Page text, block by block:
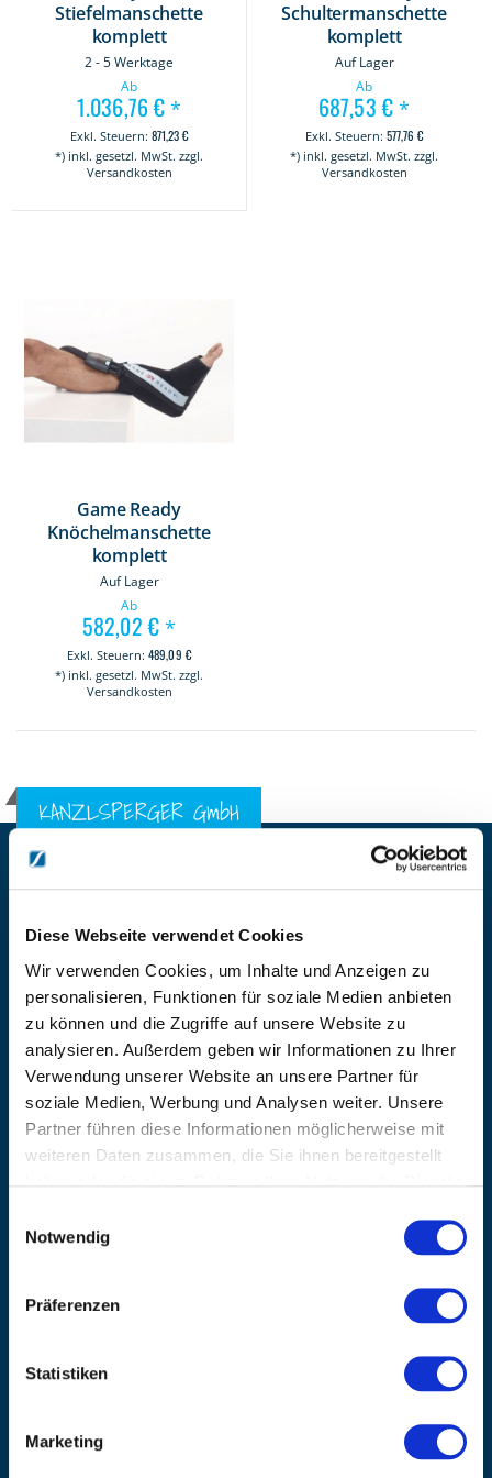
Diese Webseite verwendet Cookies
Wir verwenden Cookies, um Inhalte und Anzeigen zu
personalisieren, Funktionen für soziale Medien anbieten
zu können und die Zugriffe auf unsere Website zu
analysieren. Außerdem geben wir Informationen zu Ihrer
Verwendung unserer Website an unsere Partner für
soziale Medien, Werbung und Analysen weiter. Unsere
Partner führen diese Informationen möglicherweise mit
weiteren Daten zusammen, die Sie ihnen bereitgestellt
Notwendig
Präferenzen
Statistiken
Marketing
Stiefelmanschette
komplett
2 - 5 Werktage
Ab
1.036,76 € *
871,23 €
*) inkl. gesetzl. MwSt. zzgl.
Versandkosten
Schultermanschette
komplett
Auf Lager
Ab
687,53 €*
577,76 €
*) inkl. gesetzl. MwSt. zzgl.
Versandkosten
Game Ready
Knöchelmanschette
komplett
Auf Lager
Ab
582,02 €*
489,09 €
*) inkl. gesetzl. MwSt. zzgl.
Versandkosten
KANZLSPERGER GmbH
KONTAKTIEREN SIE UNS
Ziegelhöhe 8, Berngau, D-92361
BÜRO HOTLINE
+49 (0) 9181/2593-0
EMAIL
info@kanzlsperger.de
BERATUNG & BESTELLUNG
Montag – Donnerstag: 08:00 – 17:00
Freitag: 08:00 - 16:00
UNTERNEHMEN
Kontaktieren Sie uns
INFORMATIONEN
Versandkosten & Lieferinformationen
Widerrufsbelehrung